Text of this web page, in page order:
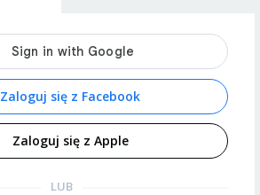
Zaloguj się z Facebook
Zaloguj się z Apple
LUB